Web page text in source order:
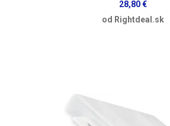
28,80 €
od Rightdeal.sk